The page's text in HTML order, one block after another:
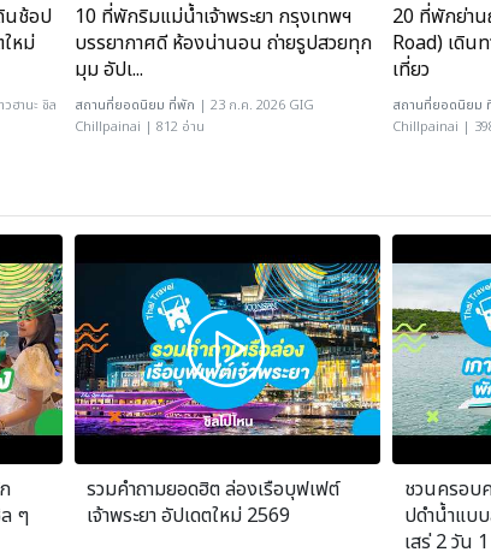
นช้อป
หม่
ฮานะ ชิล
10 ที่พักริมแม่น้ำเจ้าพระยา กรุงเทพฯ
บรรยากาศดี ห้องน่านอน ถ่ายรูปสวยทุก
มุม อัปเ...
สถานที่ยอดนิยม ที่พัก | 23 ก.ค. 2026 GIG
Chillpainai | 812 อ่าน
20 ที่พักย่าน
Road) เดิน
เที่ยว
สถานที่ยอดนิยม
Chillpainai |
ๆ
รวมคำถามยอดฮิต ล่องเรือบุฟเฟต์
เจ้าพระยา อัปเดตใหม่ 2569
ชวนครอบ
ปดำน้ำแบ
เสร่ 2 วัน